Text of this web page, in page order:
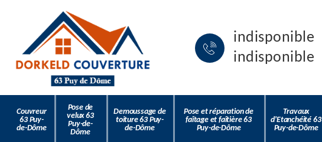
indisponible
indisponible
Couvreur
63 Puy-
de-Dôme
Pose de
velux 63
Puy-de-
Dôme
Demoussage de
toiture 63 Puy-
de-Dôme
Pose et réparation de
faîtage et faîtière 63
Puy-de-Dôme
Travaux
d'Etanchéité 63
Puy-de-Dôme